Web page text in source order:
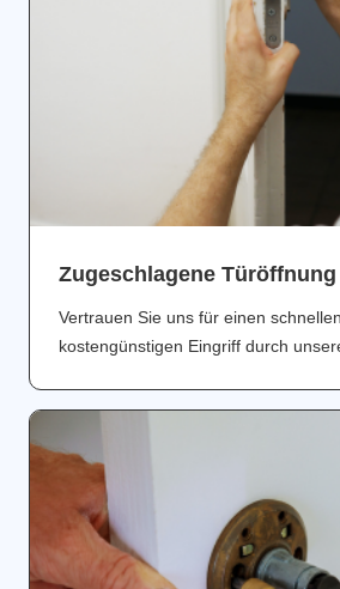
Zugeschlagene Türöffnung
Vertrauen Sie uns für einen
kostengünstigen Eingriff durch